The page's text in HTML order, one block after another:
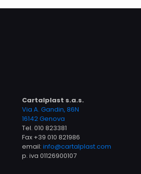
Cartalplast s.a.s.
Via A. Gandin, 86N
16142 Genova
Tel. 010 823381
Fax +39 010 821986
email: info@cartalplast.com
p. iva 01126900107